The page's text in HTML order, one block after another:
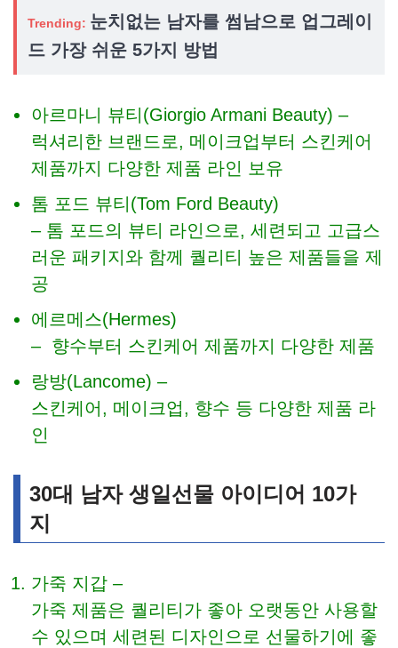
Trending: 눈치없는 남자를 썸남으로 업그레이
드 가장 쉬운 5가지 방법
아르마니 뷰티(Giorgio Armani Beauty) –
럭셔리한 브랜드로, 메이크업부터 스킨케어
제품까지 다양한 제품 라인 보유
톰 포드 뷰티(Tom Ford Beauty)
– 톰 포드의 뷰티 라인으로, 세련되고 고급스
러운 패키지와 함께 퀄리티 높은 제품들을 제
공
에르메스(Hermes)
– 향수부터 스킨케어 제품까지 다양한 제품
랑방(Lancome) –
스킨케어, 메이크업, 향수 등 다양한 제품 라
인
30대 남자 생일선물 아이디어 10가
지
가죽 지갑 –
가죽 제품은 퀄리티가 좋아 오랫동안 사용할
수 있으며 세련된 디자인으로 선물하기에 좋